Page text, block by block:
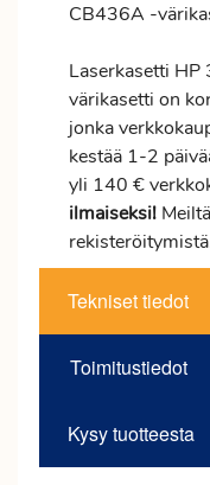
CB436A -
Laserkasetti
värikasetti on
jonka
kestää 1-2
yli 140 €
ilmaiseksi!
Tekniset tiedot
Toimitustiedot
Kysy tuotteesta